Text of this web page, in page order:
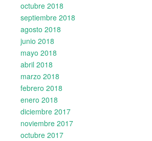
octubre 2018
septiembre 2018
agosto 2018
junio 2018
mayo 2018
abril 2018
marzo 2018
febrero 2018
enero 2018
diciembre 2017
noviembre 2017
octubre 2017